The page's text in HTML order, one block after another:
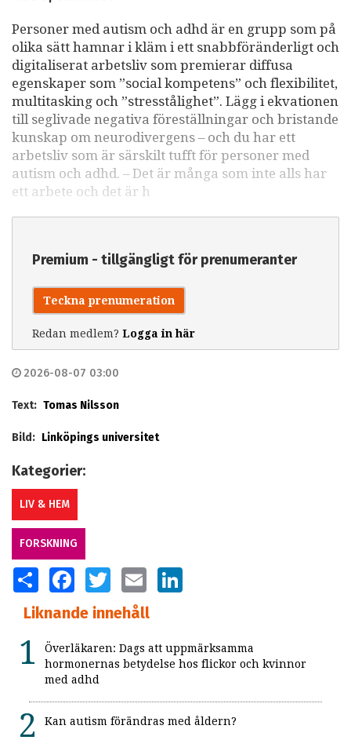
Personer med autism och adhd är en grupp som på
olika sätt hamnar i kläm i ett snabbföränderligt och
digitaliserat arbetsliv som premierar diffusa
egenskaper som ”social kompetens” och flexibilitet,
multitasking och ”stresstålighet”. Lägg i ekvationen
till seglivade negativa föreställningar och bristande
kunskap om neurodivergens – och du har ett
arbetsliv som är särskilt tufft för personer med
autism och adhd. – Det är många som inte alls har
ett arbete och det är h
Premium - tillgängligt för prenumeranter
Teckna prenumeration
Redan medlem? Logga in här
2026-08-07 03:00
Text: Tomas Nilsson
Bild: Linköpings universitet
Kategorier:
LIV & HEM
FORSKNING
SHARE FACEBOOKTWITTER EMAIL
Liknande innehåll
Överläkaren: Dags att uppmärksamma
hormonernas betydelse hos flickor och kvinnor
med adhd
Kan autism förändras med åldern?